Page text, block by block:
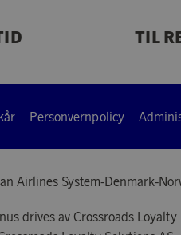
TIL
Personvernpolicy
Airlines System-Denmark-
drives av Crossroads